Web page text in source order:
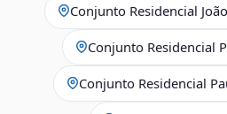
Conjunto Residencial
Conjunto Residencial
Conjunto Residencial